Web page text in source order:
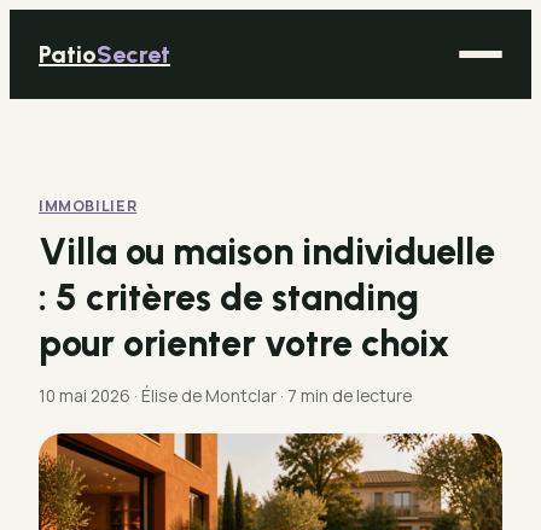
PatioSecret
Bricolage
Déco
Immobilier
Jardinage
IMMOBILIER
Villa ou maison individuelle
: 5 critères de standing
pour orienter votre choix
10 mai 2026 · Élise de Montclar · 7 min de lecture